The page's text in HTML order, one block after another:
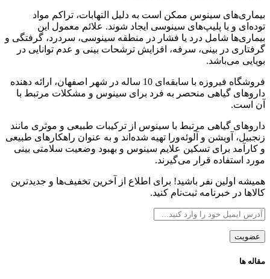
بیماری‌های سینوس ممکن است به دلیل التهابات، تراکم مواد
توده‌ای و یا پلیپ‌های سینوسی ایجاد شوند. علائم معمول این
بیماری‌ها شامل درد یا فشار در منطقه سینوسی، سردرد، گرفتگی و
گرفتاری در بینی، سرفه، افزایش ترشحات بینی و عدم توانایی در
بویایی می‌باشد.
فروشگاه فیروزه با سابقه‌ای 10 ساله در شهر اصفهان، ارائه دهنده
داروهای گیاهی منحصر به فرد برای سینوس و مشکلات مرتبط با
آن است.
داروهای گیاهی مرتبط با سینوس از ترکیبات طبیعی و موثری مانند
زنجبیل، آویشن و آلوئه‌ورا تهیه شده‌اند و به عنوان راهکارهای طبیعی
و کارآمد برای تسکین علایم سینوس و بهبود وضعیت سلامتی بینی
مورد استفاده قرار می‌گیرند.
همیشه اولین نفر باشید! برای اطلاع از آخرین تخفیف‌ها و جدیدترین
کالاها در خبرنامه ثبت‌نام کنید.
مقاله ها